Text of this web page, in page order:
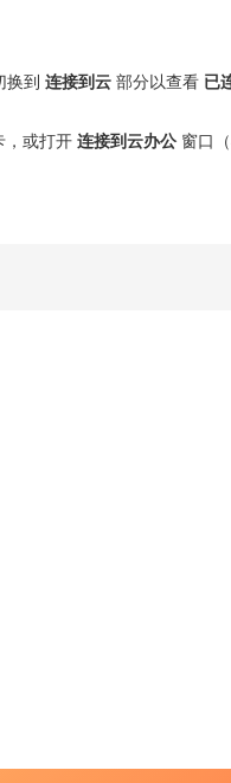
换到 连接到云 部分以查看 已
，或打开 连接到云办公 窗口